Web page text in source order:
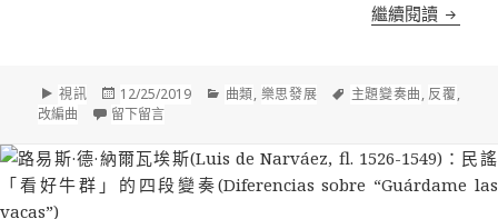
繼續閱讀 約翰
格
式
視訊
發
佈
12/25/2019
分
曲類, 樂思發展
標
主題變奏曲, 反覆,
改編曲
留下留言在 約翰．道蘭德(John Dowland, 1563-1626)：歌曲《